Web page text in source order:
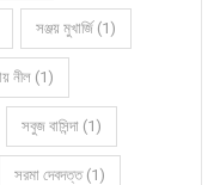
সঞ্জয় মুখার্জি (1)
নীল (1)
সবুজ বাসিন্দা (1)
সরমা দেবদত্ত (1)